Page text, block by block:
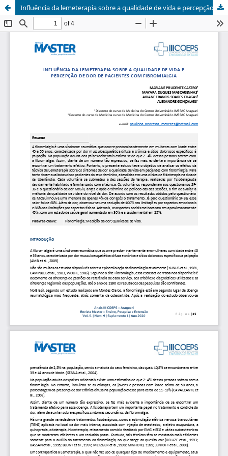
Influência da lemeterapia sobre a qualidade de vida e percepção de dor de pacientes com fibromialgia